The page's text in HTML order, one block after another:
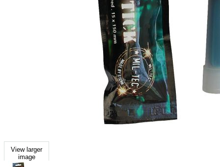
View larger
image